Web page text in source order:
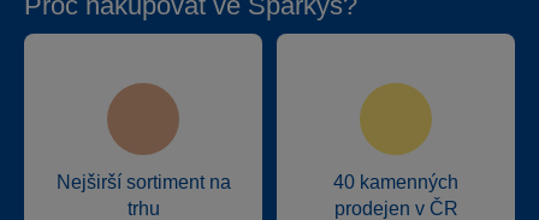
Nejširší sortiment na
trhu
40 kamenných
prodejen v ČR